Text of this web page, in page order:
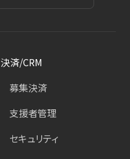
決済/CRM
募集決済
支援者管理
セキュリティ